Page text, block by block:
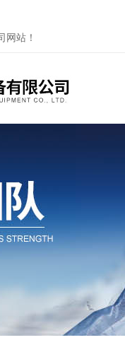
网站！